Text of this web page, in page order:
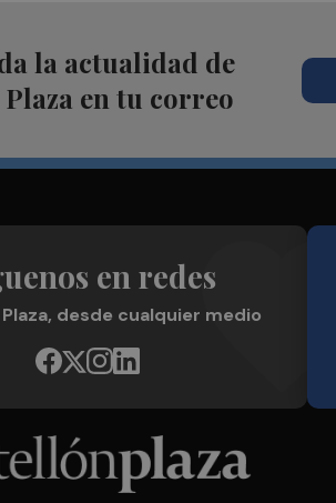
la actualidad de
en tu correo
en redes
desde cualquier medio